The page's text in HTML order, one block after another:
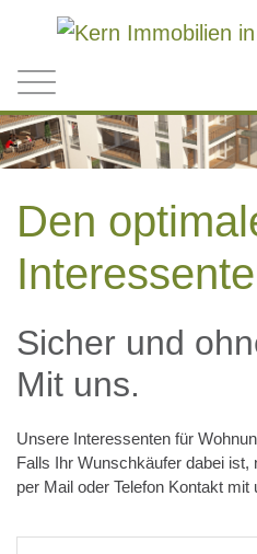
Den
Sicher und
Mit uns.
Unsere Interessenten für
Falls Ihr Wunschkäufer dabei ist,
per Mail oder Telefon Kontakt mit